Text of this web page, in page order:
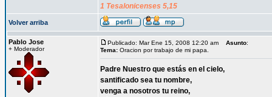
1 Tesalonicenses 5,15
Volver arriba
Pablo Jose
+ Moderador
Publicado: Mar Ene 15, 2008 12:20 am Asunto:
Tema: Oracion por trabajo de mi papa.
Padre Nuestro que estás en el cielo,
santificado sea tu nombre,
venga a nosotros tu reino,